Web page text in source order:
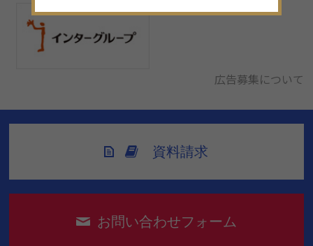
広告募集について
資料請求
お問い合わせフォーム